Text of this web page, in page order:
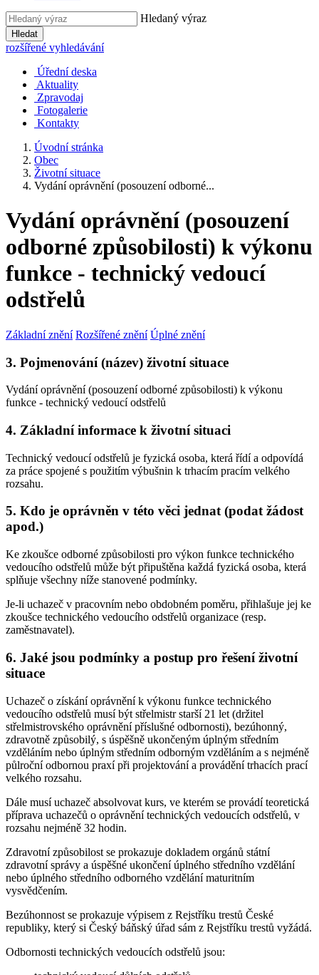
Hledaný výraz
Hledat
rozšířené vyhledávání
Úřední deska
Aktuality
Zpravodaj
Fotogalerie
Kontakty
Úvodní stránka
Obec
Životní situace
Vydání oprávnění (posouzení odborné...
Vydání oprávnění (posouzení
odborné způsobilosti) k výkonu
funkce - technický vedoucí
odstřelů
Základní znění Rozšířené znění Úplné znění
3. Pojmenování (název) životní situace
Vydání oprávnění (posouzení odborné způsobilosti) k výkonu
funkce - technický vedoucí odstřelů
4. Základní informace k životní situaci
Technický vedoucí odstřelů je fyzická osoba, která řídí a odpovídá
za práce spojené s použitím výbušnin k trhacím pracím velkého
rozsahu.
5. Kdo je oprávněn v této věci jednat (podat žádost
apod.)
Ke zkoušce odborné způsobilosti pro výkon funkce technického
vedoucího odstřelů může být připuštěna každá fyzická osoba, která
splňuje všechny níže stanovené podmínky.
Je-li uchazeč v pracovním nebo obdobném poměru, přihlašuje jej ke
zkoušce technického vedoucího odstřelů organizace (resp.
zaměstnavatel).
6. Jaké jsou podmínky a postup pro řešení životní
situace
Uchazeč o získání oprávnění k výkonu funkce technického
vedoucího odstřelů musí být střelmistr starší 21 let (držitel
střelmistrovského oprávnění příslušné odbornosti), bezúhonný,
zdravotně způsobilý, s úspěšně ukončeným úplným středním
vzděláním nebo úplným středním odborným vzděláním a s nejméně
půlroční odbornou praxí při projektování a provádění trhacích prací
velkého rozsahu.
Dále musí uchazeč absolvovat kurs, ve kterém se provádí teoretická
příprava uchazečů o oprávnění technických vedoucích odstřelů, v
rozsahu nejméně 32 hodin.
Zdravotní způsobilost se prokazuje dokladem orgánů státní
zdravotní správy a úspěšné ukončení úplného středního vzdělání
nebo úplného středního odborného vzdělání maturitním
vysvědčením.
Bezúhonnost se prokazuje výpisem z Rejstříku trestů České
republiky, který si Český báňský úřad sám z Rejstříku trestů vyžádá.
Odbornosti technických vedoucích odstřelů jsou: